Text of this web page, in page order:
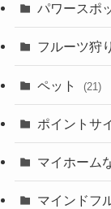
パワースポ
フルーツ狩
ペット (21)
ポイントサ
マイホーム
マインドフ